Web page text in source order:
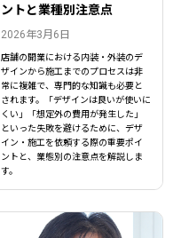
ントと業種別注意点
2026年3月6日
店舗の開業における内装・外装のデ
ザインから施工までのプロセスは非
常に複雑で、専門的な知識も必要と
されます。「デザインは良いが使いに
くい」「想定外の費用が発生した」
といった失敗を避けるために、デザ
イン・施工を依頼する際の重要ポイ
ントと、業態別の注意点を解説しま
す。